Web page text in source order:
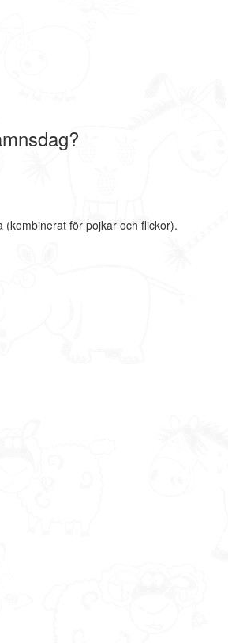
för pojkar och flickor).